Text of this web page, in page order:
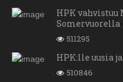
HPK vahvistuu
Somervuorella
511295
HPK:lle uusia
510846